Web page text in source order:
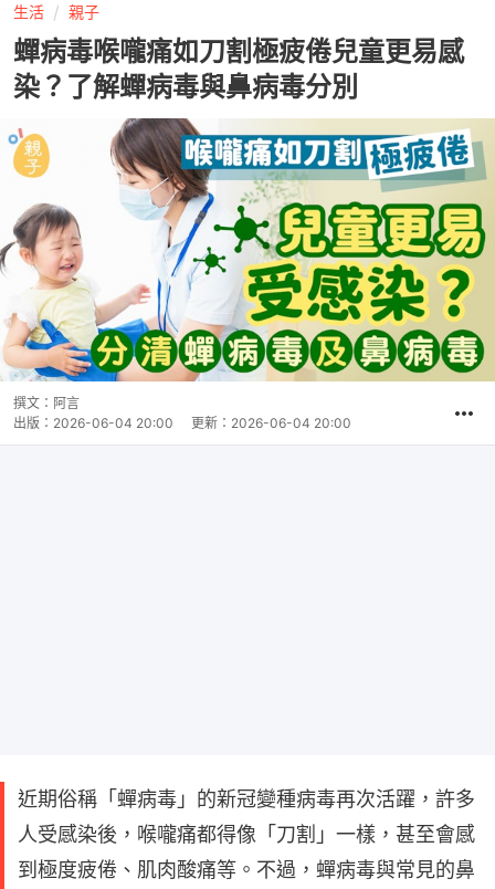
生活 親子
蟬病毒喉嚨痛如刀割極疲倦兒童更易感
染？了解蟬病毒與鼻病毒分別
撰文： 阿言
出版： 2026-06-04 20:00 更新： 2026-06-04 20:00
近期俗稱「蟬病毒」的新冠變種病毒再次活躍，許多
人受感染後，喉嚨痛都得像「刀割」一樣，甚至會感
到極度疲倦、肌肉酸痛等。不過，蟬病毒與常見的鼻